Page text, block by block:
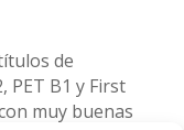
de
PET B1 y First
muy buenas